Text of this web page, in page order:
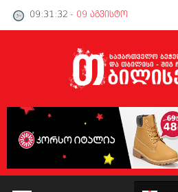
09:31:32 - 09 აგვისტო